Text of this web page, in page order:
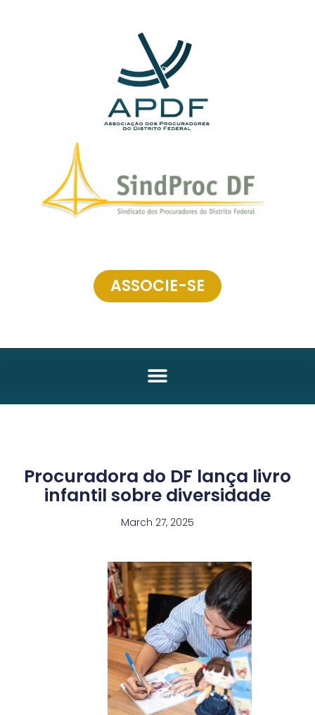
ASSOCIE-SE
Procuradora do DF lança livro
infantil sobre diversidade
March 27, 2025